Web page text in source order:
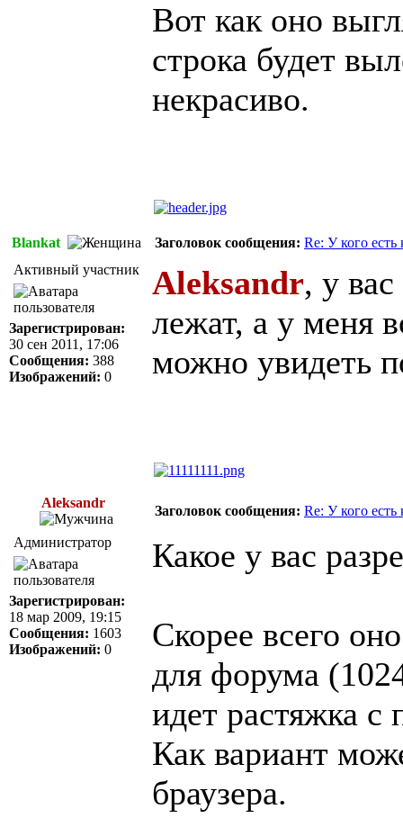
Вот как оно
строка будет
некрасиво.
Blankat Заголовок сообщения: Re: У кого
Активный участник
Зарегистрирован:
30 сен 2011, 17:06
Сообщения: 388
Изображений: 0
Aleksandr, у
лежат, а у меня
можно увидеть
Aleksandr
Заголовок сообщения: Re: У кого
Администратор
Зарегистрирован:
18 мар 2009, 19:15
Сообщения: 1603
Изображений: 0
Какое у вас
Скорее всего
для форума
идет растяжка с
Как вариант
браузера.